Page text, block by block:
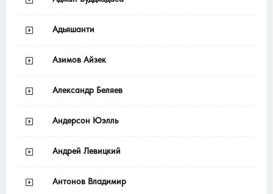
Адьяшанти
Азимов Айзек
Александр Беляев
Андерсон Юэлль
Андрей Левицкий
Антонов Владимир